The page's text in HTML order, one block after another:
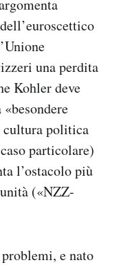
una perdita
Kohler deve
politica
particolare)
l’ostacolo più
(«NZZ-
e nato